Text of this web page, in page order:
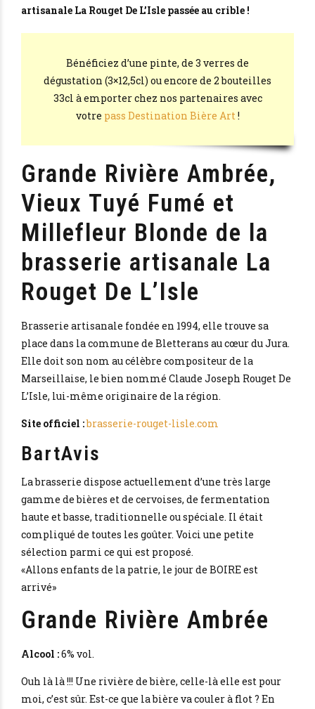
artisanale La Rouget De L’Isle passée au crible !
Bénéficiez d’une pinte, de 3 verres de
dégustation (3×12,5cl) ou encore de 2 bouteilles
33cl à emporter chez nos partenaires avec
votre pass Destination Bière Art!
Grande Rivière Ambrée,
Vieux Tuyé Fumé et
Millefleur Blonde de la
brasserie artisanale La
Rouget De L’Isle
Brasserie artisanale fondée en 1994, elle trouve sa
place dans la commune de Bletterans au cœur du Jura.
Elle doit son nom au célèbre compositeur de la
Marseillaise, le bien nommé Claude Joseph Rouget De
L’Isle, lui-même originaire de la région.
Site officiel :brasserie-rouget-lisle.com
BartAvis
La brasserie dispose actuellement d’une très large
gamme de bières et de cervoises, de fermentation
haute et basse, traditionnelle ou spéciale. Il était
compliqué de toutes les goûter. Voici une petite
sélection parmi ce qui est proposé.
«Allons enfants de la patrie, le jour de BOIRE est
arrivé»
Grande Rivière Ambrée
Alcool :6% vol.
Ouh là là !!! Une rivière de bière, celle-là elle est pour
moi, c’est sûr. Est-ce que la bière va couler à flot ? En